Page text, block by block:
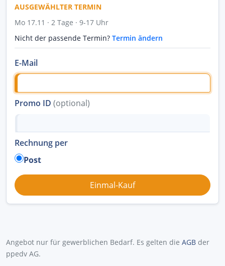
AUSGEWÄHLTER TERMIN
Mo 17.11 · 2 Tage · 9-17 Uhr
Nicht der passende Termin? Termin ändern
E-Mail
Promo ID (optional)
Rechnung per
Post
Angebot nur für gewerblichen Bedarf. Es gelten die AGB der
ppedv AG.